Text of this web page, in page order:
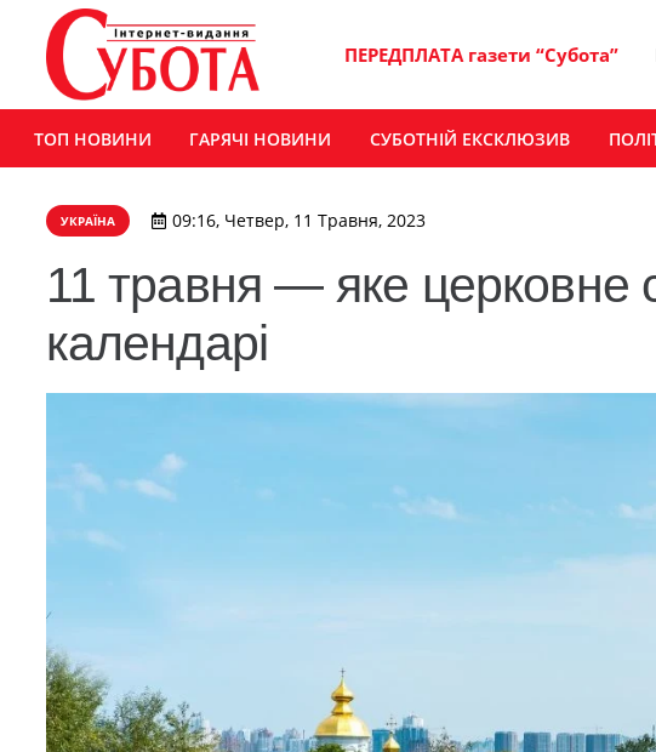
ПЕРЕДПЛАТА газети “Субота”
ТОП НОВИНИ ГАРЯЧІ НОВИНИ СУБОТНІЙ ЕКСКЛЮЗИВ
УКРАЇНА 09:16, Четвер, 11 Травня, 2023
11 травня — яке церковне
календарі